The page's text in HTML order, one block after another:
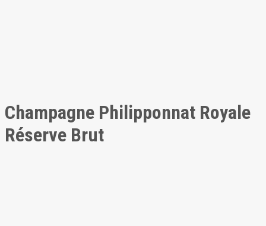
Champagne Philipponnat Royale
Réserve Brut